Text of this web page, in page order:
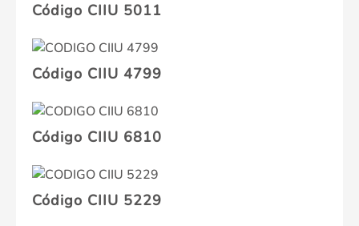
Código CIIU 5011
Código CIIU 4799
Código CIIU 6810
Código CIIU 5229